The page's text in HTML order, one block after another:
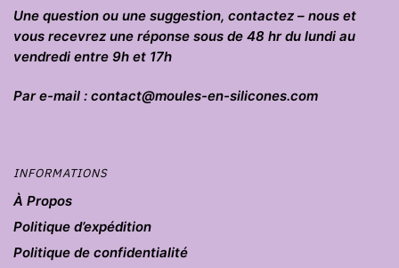
Une question ou une suggestion, contactez – nous et
vous recevrez une réponse sous de 48 hr du lundi au
vendredi entre 9h et 17h
Par e-mail : contact@moules-en-silicones.com
INFORMATIONS
À Propos
Politique d’expédition
Politique de confidentialité